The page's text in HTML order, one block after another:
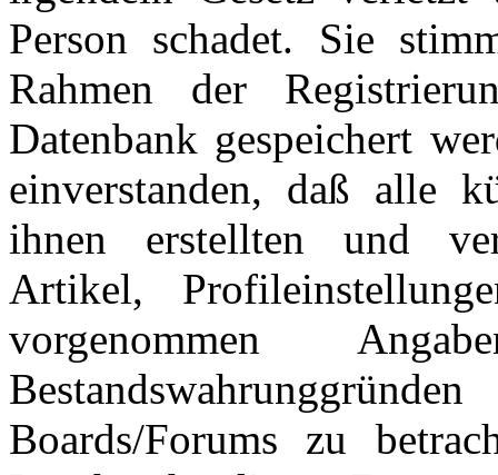
Person schadet. Sie
Rahmen der
Datenbank gespeichert
einverstanden, daß alle
ihnen erstellten und
Artikel,
vorgenommen
Boards/Forums zu